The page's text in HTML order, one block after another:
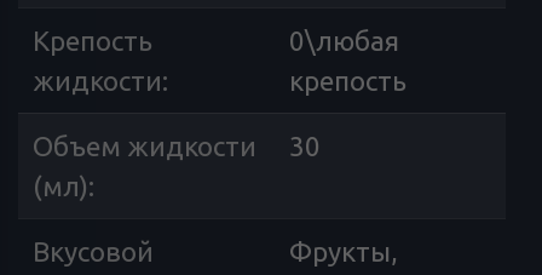
Крепость
жидкости:
0\любая
крепость
Объем жидкости
(мл):
30
Вкусовой
Фрукты,